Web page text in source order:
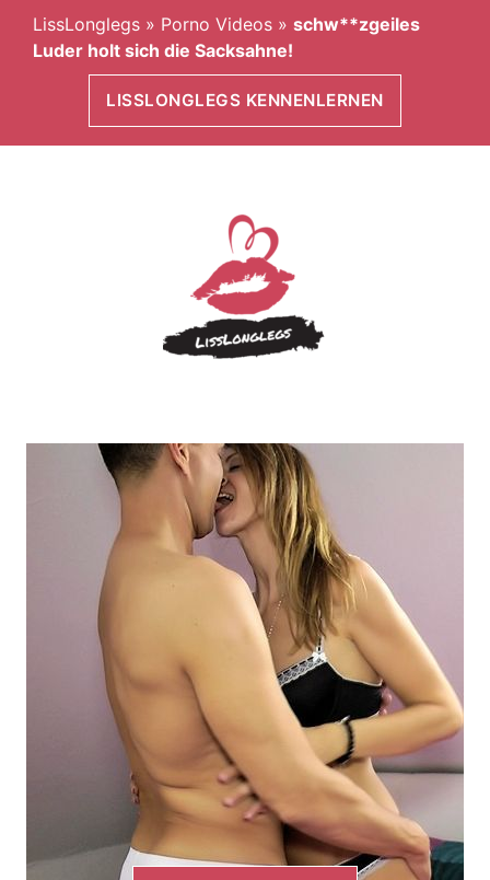
LissLonglegs » Porno Videos » schw**zgeiles
Luder holt sich die Sacksahne!
LISSLONGLEGS KENNENLERNEN